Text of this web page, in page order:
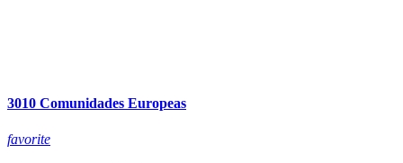
3010 Comunidades Europeas
favorite